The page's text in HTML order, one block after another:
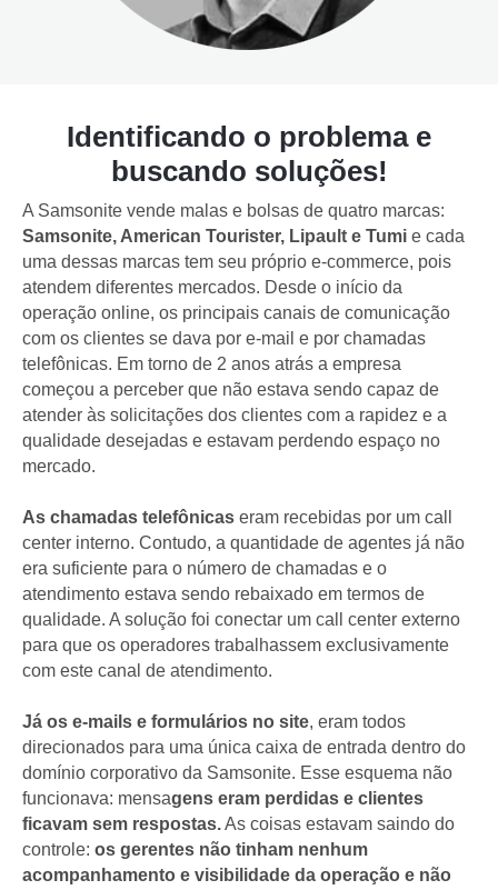
Identificando o problema e
buscando soluções!
A Samsonite vende malas e bolsas de quatro marcas:
Samsonite, American Tourister, Lipault e Tumi e cada
uma dessas marcas tem seu próprio e-commerce, pois
atendem diferentes mercados. Desde o início da
operação online, os principais canais de comunicação
com os clientes se dava por e-mail e por chamadas
telefônicas. Em torno de 2 anos atrás a empresa
começou a perceber que não estava sendo capaz de
atender às solicitações dos clientes com a rapidez e a
qualidade desejadas e estavam perdendo espaço no
mercado.
As chamadas telefônicas eram recebidas por um call
center interno. Contudo, a quantidade de agentes já não
era suficiente para o número de chamadas e o
atendimento estava sendo rebaixado em termos de
qualidade. A solução foi conectar um call center externo
para que os operadores trabalhassem exclusivamente
com este canal de atendimento.
Já os e-mails e formulários no site, eram todos
direcionados para uma única caixa de entrada dentro do
domínio corporativo da Samsonite. Esse esquema não
funcionava: mensagens eram perdidas e clientes
ficavam sem respostas.As coisas estavam saindo do
controle: os gerentes não tinham nenhum
acompanhamento e visibilidade da operação e não